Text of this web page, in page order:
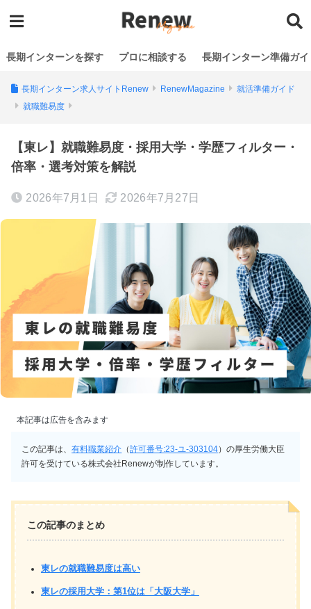
長期インターンを探す プロに相談する 長期インターン準備ガイ
長期インターン求人サイトRenew RenewMagazine
就活準備ガイド
就職難易度
【東レ】就職難易度・採用大学・学歴フィルター・
倍率・選考対策を解説
2026年7月1日 2026年7月27日
本記事は広告を含みます
この記事は、有料職業紹介 （許可番号:23-ユ-303104）の厚生労働大臣
許可を受けている株式会社Renewが制作しています。
この記事のまとめ
東レの就職難易度は高い
東レの採用大学：第1位は「大阪大学」